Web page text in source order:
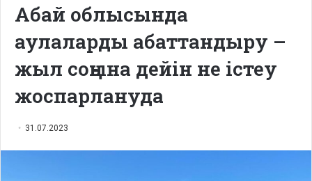
Абай облысында
аулаларды абаттандыру –
жыл соңына дейін не істеу
жоспарлануда
31.07.2023